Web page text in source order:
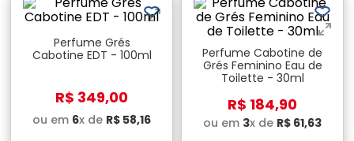
Perfume Grés
Cabotine EDT - 100ml
R$ 349,00
ou em 6x de R$ 58,16
Perfume Cabotine de
Grés Feminino Eau de
Toilette - 30ml
R$ 184,90
ou em 3x de R$ 61,63